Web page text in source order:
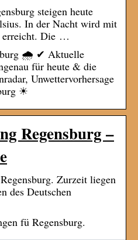
steigen heute
In der Nacht wird mit
erreicht. Die …
🌧️ ✔ Aktuelle
für heute & die
Unwettervorhersage
☀
Regensburg –
Zurzeit liegen
des Deutschen
fü Regensburg.